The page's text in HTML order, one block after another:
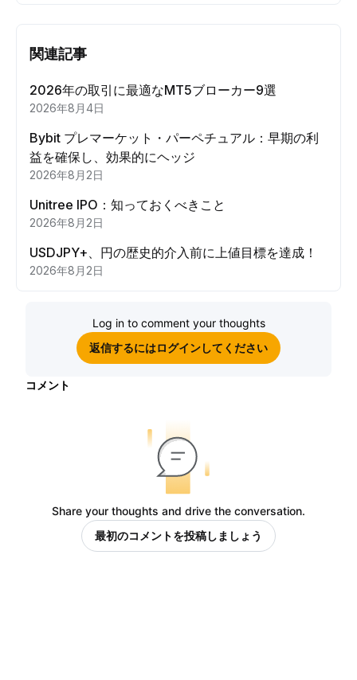
関連記事
2026年の取引に最適なMT5ブローカー9選
2026年8月4日
Bybit プレマーケット・パーペチュアル：早期の利
益を確保し、効果的にヘッジ
2026年8月2日
Unitree IPO：知っておくべきこと
2026年8月2日
USDJPY+、円の歴史的介入前に上値目標を達成！
2026年8月2日
Log in to comment your thoughts
返信するにはログインしてください
コメント
Share your thoughts and drive the conversation.
最初のコメントを投稿しましょう